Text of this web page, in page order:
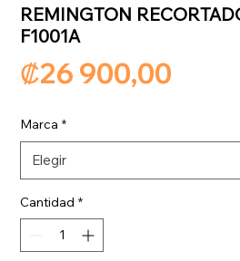
REMINGTON
F1001A
₡26 900,00
Marca *
Cantidad *